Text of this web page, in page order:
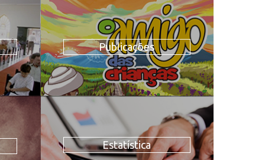
Publicações
Estatística